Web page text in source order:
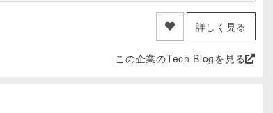
詳しく見る
この企業のTech Blogを見る